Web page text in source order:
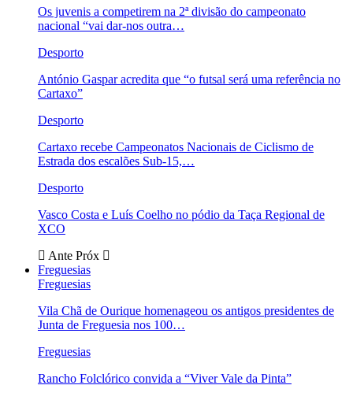
Os juvenis a competirem na 2ª divisão do campeonato
nacional “vai dar-nos outra…
Desporto
António Gaspar acredita que “o futsal será uma referência no
Cartaxo”
Desporto
Cartaxo recebe Campeonatos Nacionais de Ciclismo de
Estrada dos escalões Sub-15,…
Desporto
Vasco Costa e Luís Coelho no pódio da Taça Regional de
XCO
Ante Próx
Freguesias
Freguesias
Vila Chã de Ourique homenageou os antigos presidentes de
Junta de Freguesia nos 100…
Freguesias
Rancho Folclórico convida a “Viver Vale da Pinta”